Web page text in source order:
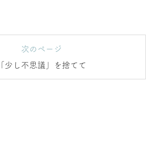
次のページ
「少し不思議」を捨てて